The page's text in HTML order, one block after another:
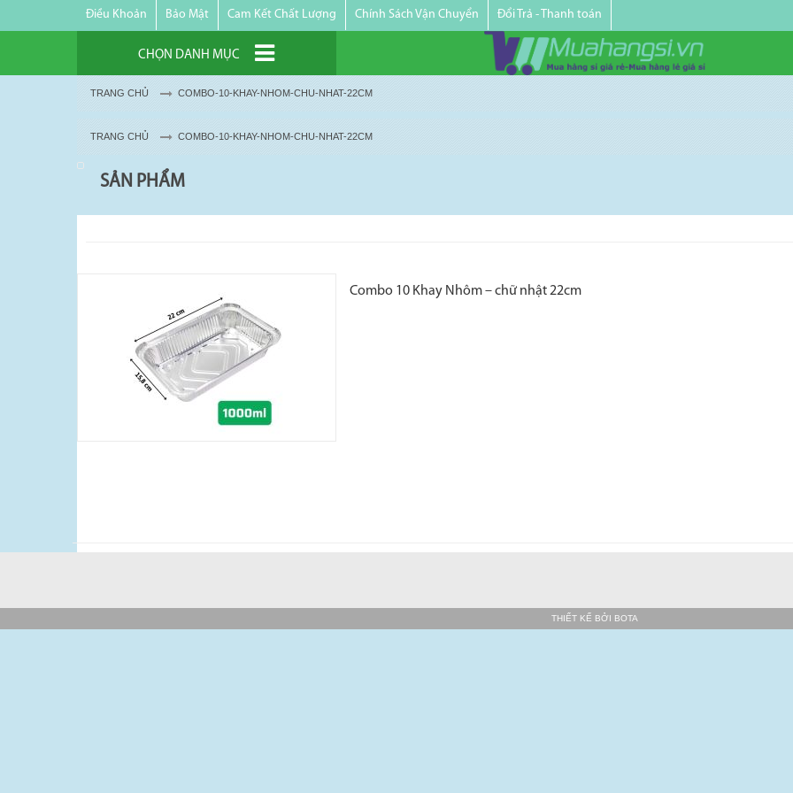
Điều Khoản Bảo Mật Cam Kết Chất Lượng Chính Sách Vận Chuyển Đổi Trả - Thanh toán
CHỌN DANH MỤC
TRANG CHỦ COMBO-10-KHAY-NHOM-CHU-NHAT-22CM
TRANG CHỦ COMBO-10-KHAY-NHOM-CHU-NHAT-22CM
SẢN PHẨM
Combo 10 Khay Nhôm – chữ nhật 22cm
THIẾT KẾ BỞI BOTA